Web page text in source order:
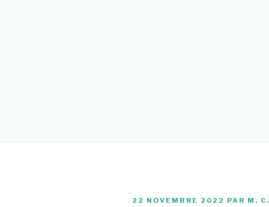
PUBLIÉ
22 NOVEMBRE 2022 PAR M. C.